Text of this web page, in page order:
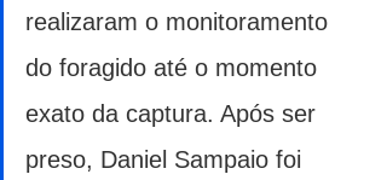
realizaram o monitoramento
do foragido até o momento
exato da captura. Após ser
preso, Daniel Sampaio foi